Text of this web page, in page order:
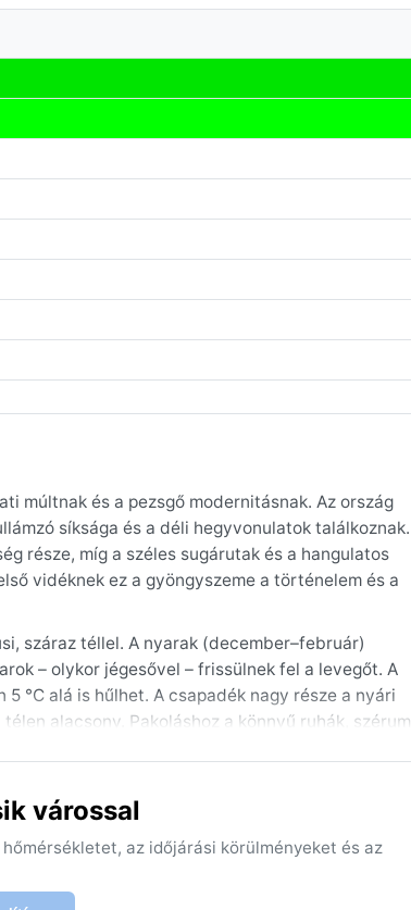
múltnak és a pezsgő modernitásnak. Az ország
síksága és a déli hegyvonulatok találkoznak.
része, míg a széles sugárutak és a hangulatos
vidéknek ez a gyöngyszeme a történelem és a
száraz téllel. A nyarak (december–február)
– olykor jégesővel – frissülnek fel a levegőt. A
°C alá is hűlhet. A csapadék nagy része a nyári
alacsony. Pakoláshoz a könnyű ruhák, szérum
hozza: ilyenkor mérsékelt a hőség,
időjárási jelenség a veranito – a tél
helyenként komoly károkat okozhatnak. Hó
képződik a völgyekben. A város klímája
várossal
az időjárási körülményeket és az